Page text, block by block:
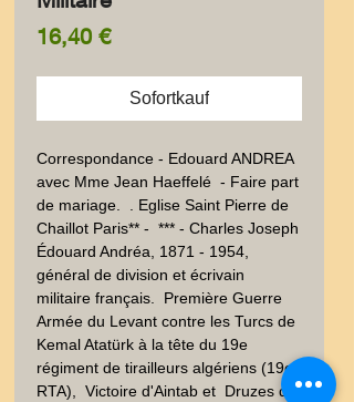
16,40 €Preis
Sofortkauf
Correspondance - Edouard ANDREA
avec Mme Jean Haeffelé  - Faire part
de mariage.  . Eglise Saint Pierre de
Chaillot Paris** -  *** - Charles Joseph
Édouard Andréa, 1871 - 1954,
général de division et écrivain
militaire français.  Première Guerre
Armée du Levant contre les Turcs de
Kemal Atatürk à la tête du 19e
régiment de tirailleurs algériens (19e
RTA),  Victoire d'Aintab et  Druzes de